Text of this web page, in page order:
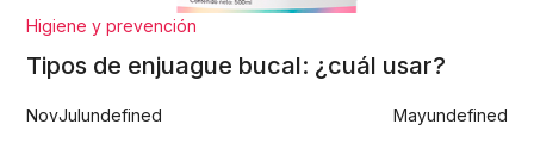
Higiene y prevención
Tipos de enjuague bucal: ¿cuál usar?
NovJulundefined Mayundefined